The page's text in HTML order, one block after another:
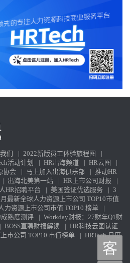
才最值得购买。例如Galileo、
等，这些HR领域的AI产品都已具备
也正在将AI智能体嵌入薪酬与流程引
多功能智能体供应商。SAP收购
HiredScore、Paradox与Sana的整合，
必须密切跟进这些生态变化。 其他担
？ 在我这次旅途中，听到了很多类似
回答是——如果你不
机会彻底重塑自己的工作方式。现在
握AI工具、亲身实践的时刻。只要你
带你体验Galileo，你就会发现新的
我建议别听技术圈那些危言耸听的
也没多有趣嘛。”那时候我们会把注意
价值。 而AI技术仍然如此
速，反而创造了无数新的岗位与角色
、顾问、创新者——去挖掘新的应用
去更多，只是他们不再浪费时间手算
匠使用电动锯与自动雕刻机一样，你
品——只要学会使用这些新工具。 欢
们 | 2022新版员工体验旅程图
|
活动计划 | HR出海频道 | HR云图
|
协会 | 马上加入出海俱乐部 | 推动HR
| 出海北美第一站 | HR上市公司财报
|
HR招聘平台 | 美国签证优选服务 | 3
最新全球人力资源上市公司 TOP10市值
力资源上市公司市值 TOP10 榜单
|
熟度测评 | Workday财报：27财年Q1财
| BOSS直聘财报解读 | HR科技云图认证
市公司 TOP10 市值榜单 | HRTech 月度
客